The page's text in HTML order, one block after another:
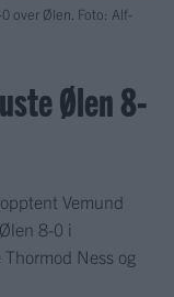
over Ølen. Foto: Alf-
Ølen 8-
Vemund
8-0 i
Ness og